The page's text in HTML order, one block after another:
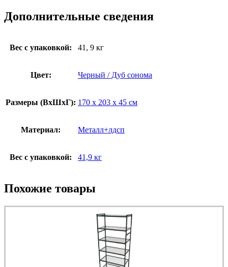
Дополнительные сведения
Вес с упаковкой: 41, 9 кг
Цвет: Черный / Дуб сонома
Размеры (ВxШxГ): 170 x 203 x 45 см
Материал: Металл+лдсп
Вес с упаковкой: 41,9 кг
Похожие товары